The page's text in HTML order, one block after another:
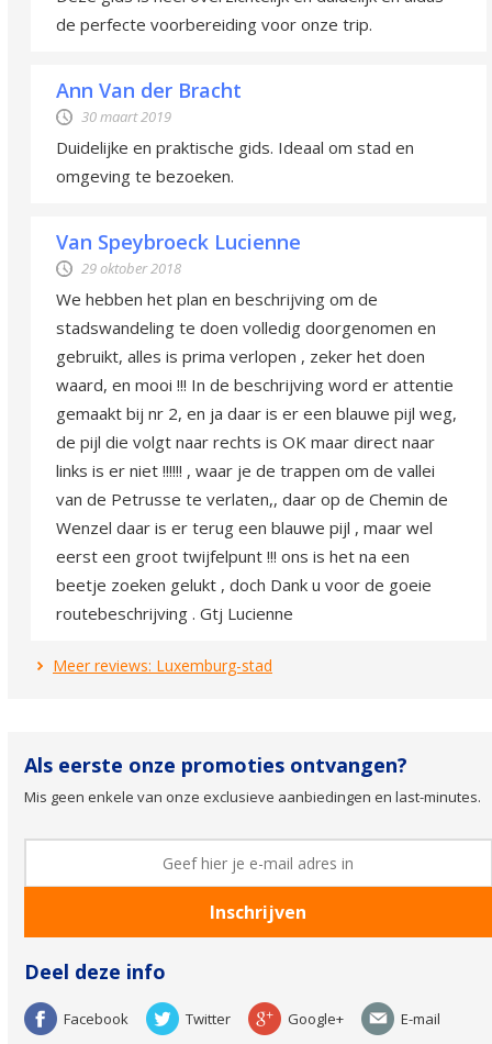
de perfecte voorbereiding voor onze trip.
Ann Van der Bracht
30 maart 2019
Duidelijke en praktische gids. Ideaal om stad en
omgeving te bezoeken.
Van Speybroeck Lucienne
29 oktober 2018
We hebben het plan en beschrijving om de
stadswandeling te doen volledig doorgenomen en
gebruikt, alles is prima verlopen , zeker het doen
waard, en mooi !!! In de beschrijving word er attentie
gemaakt bij nr 2, en ja daar is er een blauwe pijl weg,
de pijl die volgt naar rechts is OK maar direct naar
links is er niet !!!!!! , waar je de trappen om de vallei
van de Petrusse te verlaten,, daar op de Chemin de
Wenzel daar is er terug een blauwe pijl , maar wel
eerst een groot twijfelpunt !!! ons is het na een
beetje zoeken gelukt , doch Dank u voor de goeie
routebeschrijving . Gtj Lucienne
Meer reviews: Luxemburg-stad
Als eerste onze promoties ontvangen?
Mis geen enkele van onze exclusieve aanbiedingen en last-minutes.
Deel deze info
Facebook Twitter Google+ E-mail